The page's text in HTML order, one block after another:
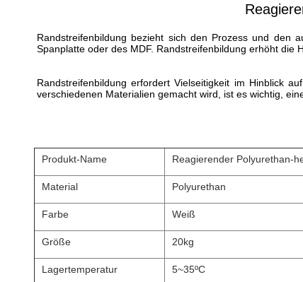
Randstreifenbildung bezieht sich den Prozess und den
Spanplatte oder des MDF. Randstreifenbildung erhöht die
Randstreifenbildung erfordert Vielseitigkeit im Hinblick
verschiedenen Materialien gemacht wird, ist es wichtig,
Produkt-Name Reagierender Polyurethan-
Material Polyurethan
Farbe Weiß
Größe 20kg
Lagertemperatur 5~35ºC